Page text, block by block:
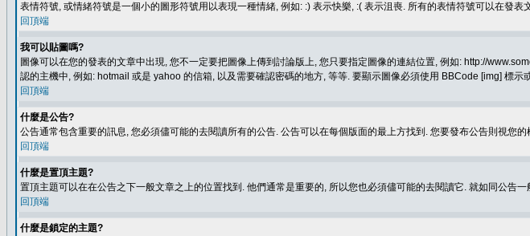
表情符號, 或情緒符號是一個小的圖形符號用以表現一種情緒, 例如: :) 表示快樂, :( 表示沮喪. 所有的表情符號可以在發
回頂端
我可以貼圖嗎?
圖像可以在您的發表的文章中出現, 您不一定要把圖像上傳到討論版上, 您只要指定圖像的連結位置, 例如: http://
認的主機中, 例如: hotmail 或是 yahoo 的信箱, 以及需要確認密碼的地方, 等等. 要顯示圖像必須使用 BBCode [img] 標示
回頂端
什麼是公告?
公告通常包含重要的訊息, 您必須儘可能的去閱讀所有的公告. 公告可以在每個版面的最上方找到. 您要發布公告則視您
回頂端
什麼是置頂主題?
置頂主題可以在在公告之下一般文章之上的位置找到. 他們通常是重要的, 所以您也必須儘可能的去閱讀它. 就如同公告
回頂端
什麼是鎖定的主題?